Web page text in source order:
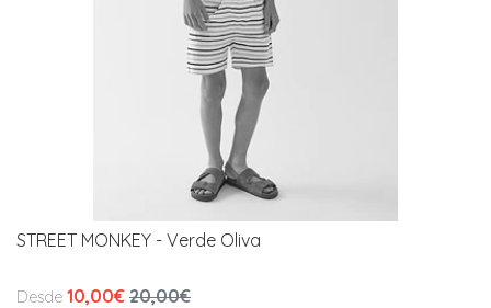
STREET MONKEY - Verde Oliva
Desde 10,00€ 20,00€